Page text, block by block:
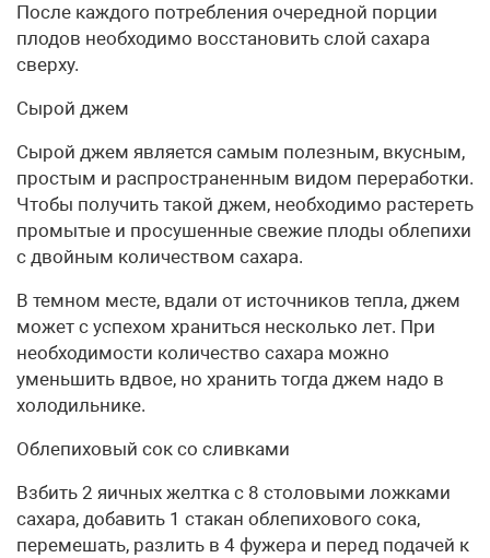
После каждого потребления очередной порции
плодов необходимо восстановить слой сахара
сверху.
Сырой джем
Сырой джем является самым полезным, вкусным,
простым и распространенным видом переработки.
Чтобы получить такой джем, необходимо растереть
промытые и просушенные свежие плоды облепихи
с двойным количеством сахара.
В темном месте, вдали от источников тепла, джем
может с успехом храниться несколько лет. При
необходимости количество сахара можно
уменьшить вдвое, но хранить тогда джем надо в
холодильнике.
Облепиховый сок со сливками
Взбить 2 яичных желтка с 8 столовыми ложками
сахара, добавить 1 стакан облепихового сока,
перемешать, разлить в 4 фужера и перед подачей к